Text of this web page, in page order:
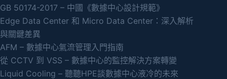
GB 50174-2017 – 中國《數據中心設計規範》
Edge Data Center 和 Micro Data Center：深入解析
與關鍵差異
AFM – 數據中心氣流管理入門指南
從 CCTV 到 VSS – 數據中心的監控解決方案轉變
Liquid Cooling – 聽聽HPE談數據中心液冷的未來